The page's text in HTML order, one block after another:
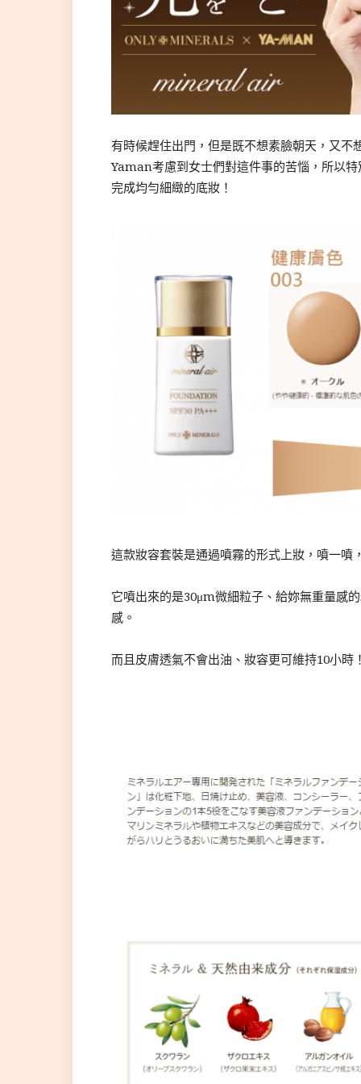
有時候趕住出門，但是既不想素臉朝天，又
Yaman考慮到女士們對這件事的苦惱，所以
完成均勻細緻的底妝！
這款妝容套裝是通過噴霧的形式上妝，噴一噴
它噴出來的是30μm微細粒子、給妳無重量感
感。
而且皮膚透氣不會出油、妝容更可維持10小時